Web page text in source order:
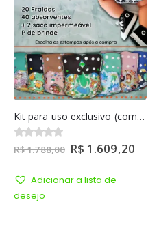
Kit para uso exclusivo (completo 1)
0out of 5
R$1.788,00 R$ 1.609,20
Adicionar a lista de
desejo